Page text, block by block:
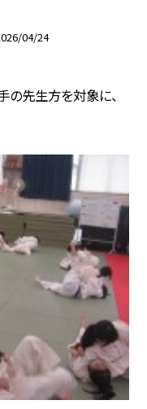
04/24
の先生方を対象に、